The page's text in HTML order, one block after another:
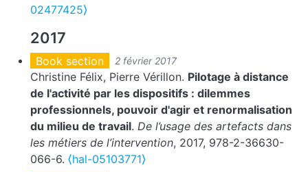
02477425⟩
2017
Book section 2 février 2017
Christine Félix, Pierre Vérillon. Pilotage à distance
de l'activité par les dispositifs : dilemmes
professionnels, pouvoir d'agir et renormalisation
du milieu de travail. De l’usage des artefacts dans
les métiers de l’intervention, 2017, 978-2-36630-
066-6. ⟨hal-05103771⟩